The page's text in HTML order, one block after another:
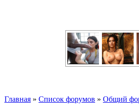
Главная » Список форумов » Общий